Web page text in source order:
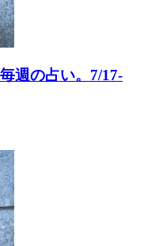
週の占い。7/17-